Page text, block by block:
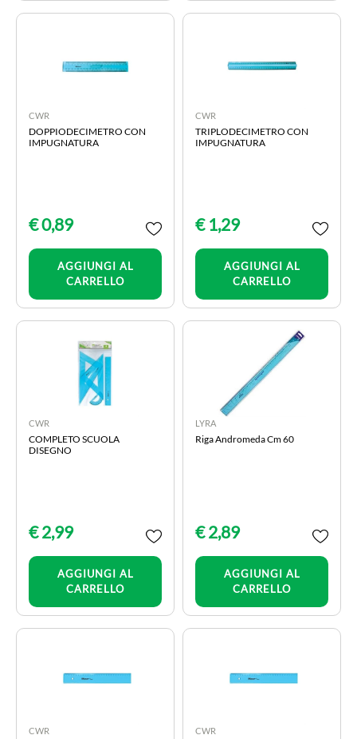
CWR
DOPPIODECIMETRO CON
IMPUGNATURA
€ 0,89
AGGIUNGI AL
CARRELLO
CWR
TRIPLODECIMETRO CON
IMPUGNATURA
€ 1,29
AGGIUNGI AL
CARRELLO
CWR
COMPLETO SCUOLA
DISEGNO
€ 2,99
AGGIUNGI AL
CARRELLO
LYRA
Riga Andromeda Cm 60
€ 2,89
AGGIUNGI AL
CARRELLO
CWR CWR